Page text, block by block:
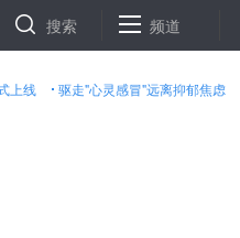
国•丝绸之路”首日寻踪焉支山
搜索 频道
上线 驱走"心灵感冒"远离抑郁焦虑